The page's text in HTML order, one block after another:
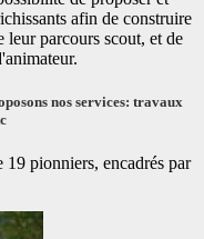
afin de construire
leur parcours scout, et de
nos services: travaux
19 pionniers, encadrés par